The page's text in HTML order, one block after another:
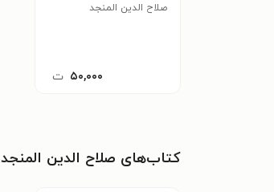
صلاح الدین المنجد
۵۰,۰۰۰ ت
کتاب‌های صلاح الدین المنجد